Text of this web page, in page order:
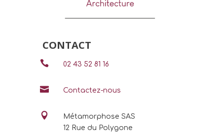
CONTACT
 02 43 52 81 16
 Contactez-nous

Métamorphose SAS
12 Rue du Polygone